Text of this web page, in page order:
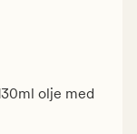
olje med